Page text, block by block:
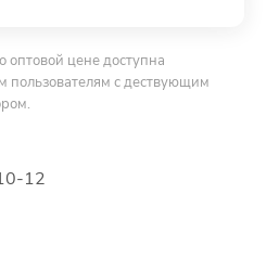
оптовой цене доступна
пользователям с дествующим
12